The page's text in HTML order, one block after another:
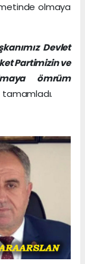
olmaya
Devlet
Partimizin ve
ömrüm